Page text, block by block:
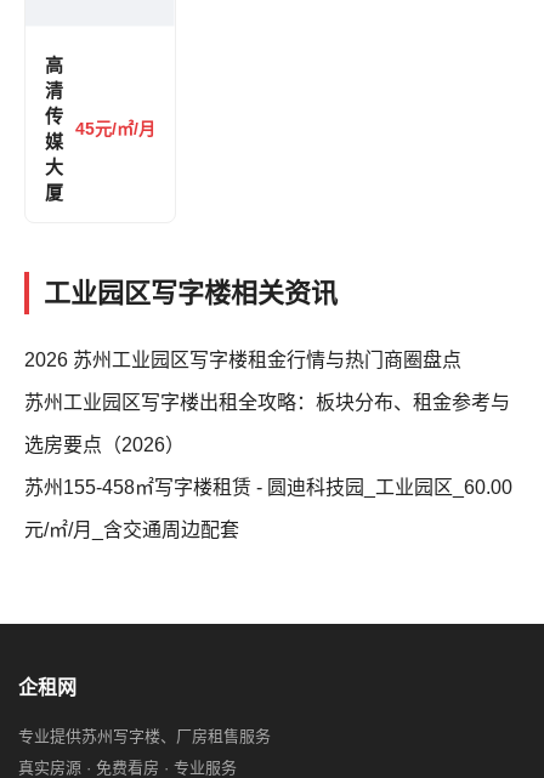
高
清
传
媒
大
厦
45元/㎡/月
工业园区写字楼相关资讯
2026 苏州工业园区写字楼租金行情与热门商圈盘点
苏州工业园区写字楼出租全攻略：板块分布、租金参考与
选房要点（2026）
苏州155-458㎡写字楼租赁 - 圆迪科技园_工业园区_60.00
元/㎡/月_含交通周边配套
企租网
专业提供苏州写字楼、厂房租售服务
真实房源 · 免费看房 · 专业服务